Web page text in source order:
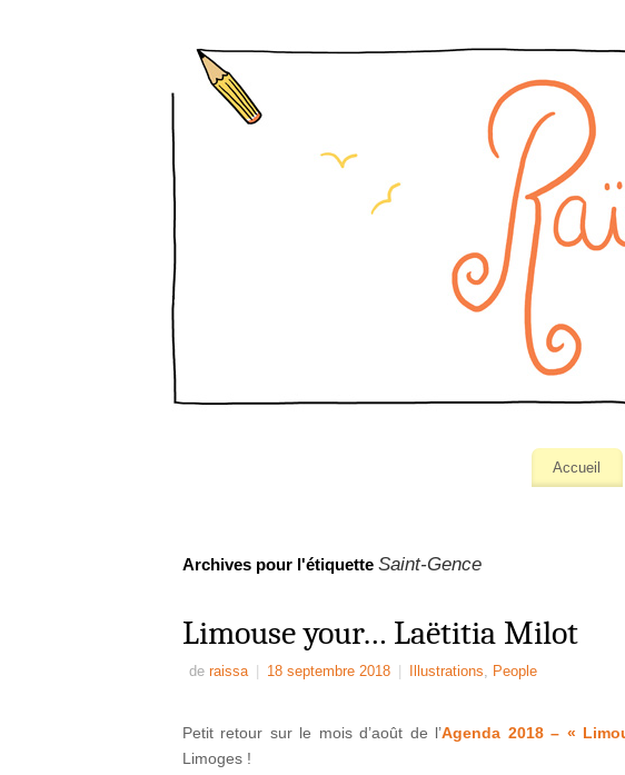
Accueil
Archives pour l'étiquette Saint-Gence
Limouse your… Laëtitia Milot
de raissa 18 septembre 2018 Illustrations, People
Petit retour sur le mois d’août de l’Agenda 2018 – «
Limoges !